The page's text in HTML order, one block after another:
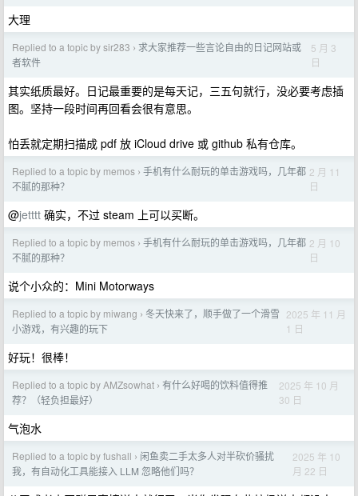
大理
Replied to a topic by sir283 › 求大家推荐一些言论自由的日记网站或
者软件
5 月 3
日
其实纸质最好。日记最重要的是每天记，三五句就行，没必要考虑插
图。坚持一段时间再回看会很有意思。
怕丢就定期扫描成 pdf 放 iCloud drive 或 github 私有仓库。
Replied to a topic by memos › 手机有什么耐玩的单击游戏吗，几年都
不腻的那种？
2 月 11
日
@jetttt 确实，不过 steam 上可以买断。
Replied to a topic by memos › 手机有什么耐玩的单击游戏吗，几年都
不腻的那种？
2 月 10
日
说个小众的：Mini Motorways
Replied to a topic by miwang › 冬天快来了，顺手做了一个滑雪
小游戏，有兴趣的玩下
2025 年 11 月
1 日
好玩！很棒！
Replied to a topic by AMZsowhat › 有什么好喝的饮料值得推
荐？（轻负担最好）
2025 年 10 月
30 日
气泡水
Replied to a topic by fushall › 闲鱼卖二手太多人对半砍价骚扰
我，有自动化工具能接入 LLM 忽略他们吗？
2025 年 10
月 22 日